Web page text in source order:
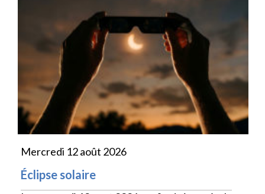
Mercredi 12 août 2026
Éclipse solaire